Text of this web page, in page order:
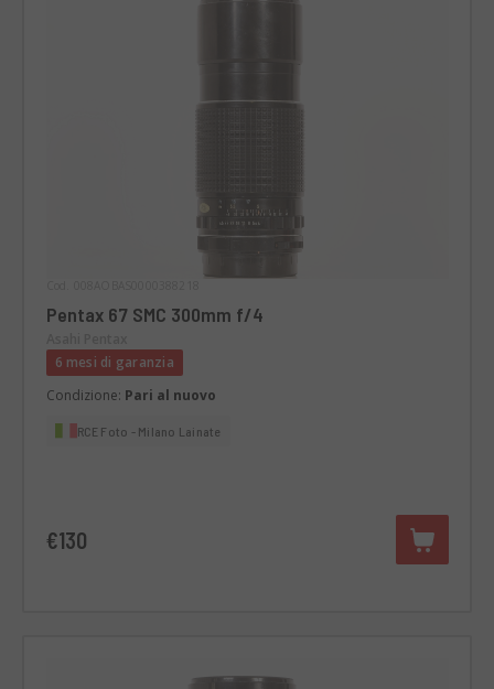
Pentax 67 SMC 300mm f/4
6 mesi di garanzia
Condizione: Pari al nuovo
RCE Foto - Milano Lainate
€130